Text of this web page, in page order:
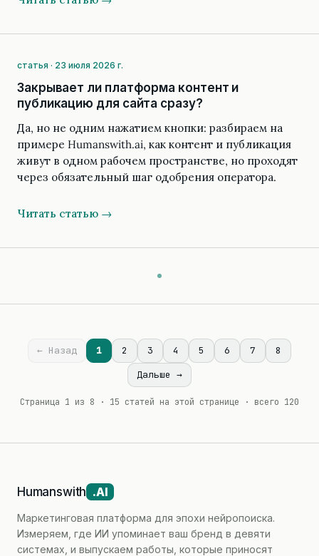
статья · 23 июля 2026 г.
Закрывает ли платформа контент и
публикацию для сайта сразу?
Да, но не одним нажатием кнопки: разбираем на
примере Humanswith.ai, как контент и публикация
живут в одном рабочем пространстве, но проходят
через обязательный шаг одобрения оператора.
Читать статью →
← Назад 1 2 3 4 5 6 7
8
Дальше →
Страница 1 из 8 · 15 статей на этой странице · всего 120
Humanswith .AI
Маркетинговая платформа для эпохи нейропоиска.
Измеряем, где ИИ упоминает ваш бренд в девяти
системах, и выпускаем работы, которые приносят